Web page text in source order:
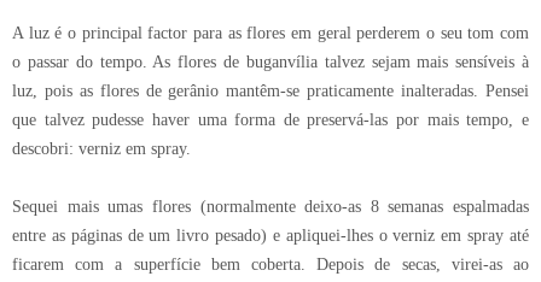
A luz é o principal factor para as flores em geral perderem o seu tom com
o passar do tempo. As flores de buganvília talvez sejam mais sensíveis à
luz, pois as flores de gerânio mantêm-se praticamente inalteradas. Pensei
que talvez pudesse haver uma forma de preservá-las por mais tempo, e
descobri: verniz em spray.
Sequei mais umas flores (normalmente deixo-as 8 semanas espalmadas
entre as páginas de um livro pesado) e apliquei-lhes o verniz em spray até
ficarem com a superfície bem coberta. Depois de secas, virei-as ao